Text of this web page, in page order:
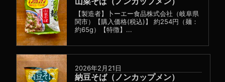
【製造者】卜ーエー食品株式会社（岐阜県
関市）【購入価格(税込)】 約254円（麺：
約65g）【特徴】...
2026年2月21日
納豆そば（ノンカップメン）